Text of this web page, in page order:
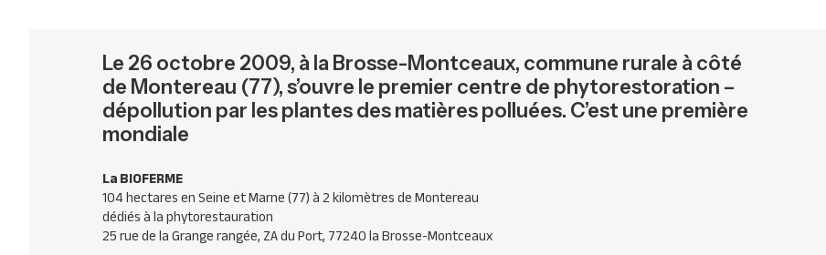
Le 26 octobre 2009, à la Brosse-Montceaux, commune rurale à côté
de Montereau (77), s’ouvre le premier centre de phytorestoration –
dépollution par les plantes des matières polluées. C’est une première
mondiale
LaBIOFERME
104 hectares en Seine et Marne (77) à 2 kilomètres de Montereau
dédiés à la phytorestauration
25 rue de la Grange rangée, ZA du Port, 77240 la Brosse-Montceaux